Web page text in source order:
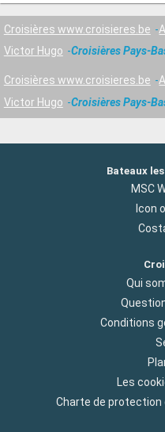
Croisières www.croisieres.be
Victor Hugo
Croisières Pays-
Croisières www.croisieres.be
Victor Hugo
Croisières Pays-
Bateaux
MSC
Icon
Qui
Conditions
Les
Charte de protection